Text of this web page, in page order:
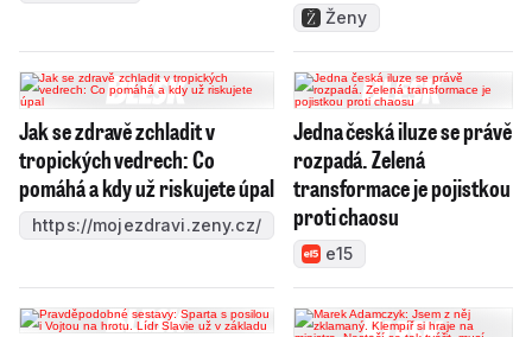
Ženy
Jak se zdravě zchladit v
tropických vedrech: Co
pomáhá a kdy už riskujete úpal
https://mojezdravi.zeny.cz/
Jedna česká iluze se právě
rozpadá. Zelená
transformace je pojistkou
proti chaosu
e15